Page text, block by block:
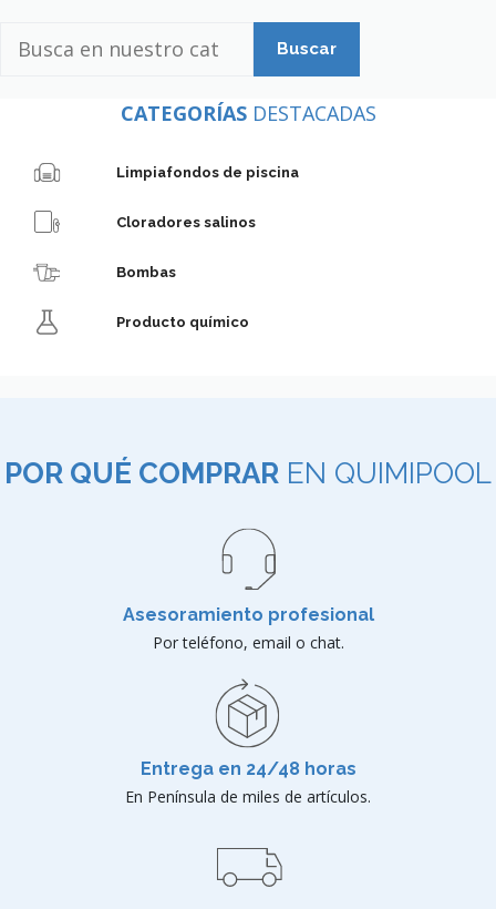
en
CATEGORÍASDESTACADAS
Limpiafondos de piscina
Cloradores salinos
Bombas
Producto químico
POR QUÉ COMPRAR EN QUIMIPOOL
Asesoramiento profesional
Por teléfono, email o chat.
Entrega en 24/48 horas
En Península de miles de artículos.